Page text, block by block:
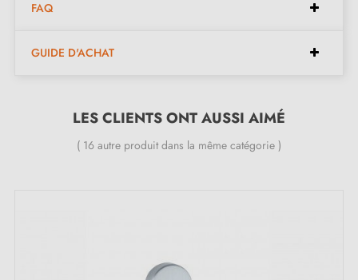
Carré de 7mm dépassant de 3mm
Vis de fixation
FAQ
GUIDE D'ACHAT
LES CLIENTS ONT AUSSI AIMÉ
( 16 autre produit dans la même catégorie )